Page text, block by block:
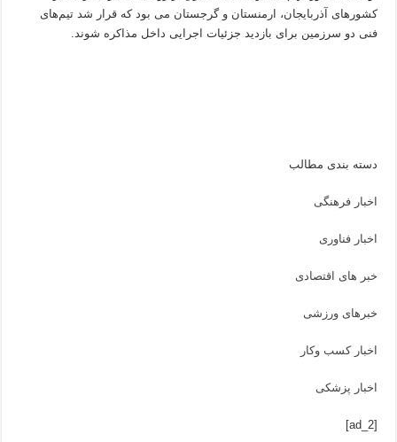
کشورهای آذربایجان، ارمنستان و گرجستان می بود که قرار شد تیم‌های
فنی دو سرزمین برای بازدید جزئیات اجرایی داخل مذاکره شوند.
دسته بندی مطالب
اخبار فرهنگی
اخبار فناوری
خبر های اقتصادی
خبرهای ورزشی
اخبار کسب وکار
اخبار پزشکی
[ad_2]